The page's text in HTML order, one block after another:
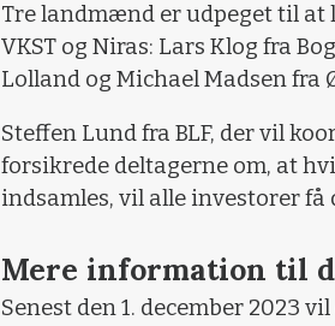
Tre landmænd er udpeget til at
VKST og Niras: Lars Klog fra
Lolland og Michael Madsen fra
Steffen Lund fra BLF, der vil
forsikrede deltagerne om, at
indsamles, vil alle investorer få
Mere information til
Senest den 1. december 2023